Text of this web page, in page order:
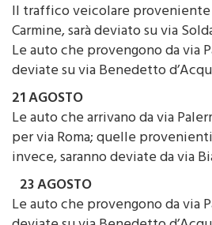
Il traffico veicolare
Carmine, sarà deviato su via
Le auto che provengono da via
deviate su via Benedetto
21 AGOSTO
Le auto che arrivano da via
per via Roma; quelle
invece, saranno deviate da via
23 AGOSTO
Le auto che provengono da via